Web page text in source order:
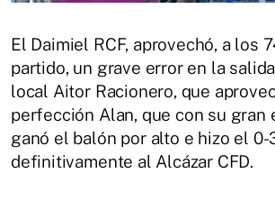
El Daimiel RCF, aprovechó, a los
partido, un grave error en la
local Aitor Racionero, que
perfección Alan, que con su gran
ganó el balón por alto e hizo el 0-
definitivamente al Alcázar CFD.